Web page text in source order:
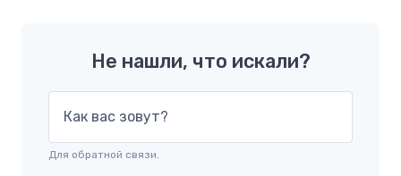
Не нашли, что искали?
Как вас зовут?
Для обратной связи.